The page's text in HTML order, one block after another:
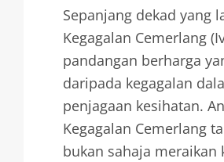
Sepanjang dekad yang
Kegagalan Cemerlang
pandangan berharga
daripada kegagalan
penjagaan kesihatan.
Kegagalan Cemerlang
bukan sahaja meraikan